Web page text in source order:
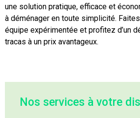
une solution pratique, efficace et
à déménager en toute simplicité.
équipe expérimentée et profitez d’un
tracas à un prix avantageux.
Nos services à votre